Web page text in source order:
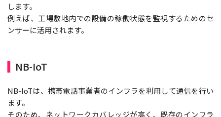
します。
例えば、工場敷地内での設備の稼働状態を監視するためのセ
ンサーに活用されます。
NB-IoT
NB-IoTは、携帯電話事業者のインフラを利用して通信を行い
ます。
そのため、ネットワークカバレッジが高く、既存のインフラ